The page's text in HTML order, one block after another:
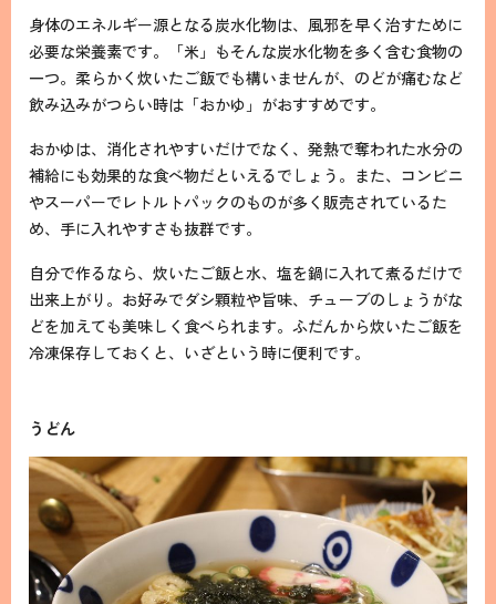
身体のエネルギー源となる炭水化物は、風邪を早く治すために
必要な栄養素です。「米」もそんな炭水化物を多く含む食物の
一つ。柔らかく炊いたご飯でも構いませんが、のどが痛むなど
飲み込みがつらい時は「おかゆ」がおすすめです。
おかゆは、消化されやすいだけでなく、発熱で奪われた水分の
補給にも効果的な食べ物だといえるでしょう。また、コンビニ
やスーパーでレトルトパックのものが多く販売されているた
め、手に入れやすさも抜群です。
自分で作るなら、炊いたご飯と水、塩を鍋に入れて煮るだけで
出来上がり。お好みでダシ顆粒や旨味、チューブのしょうがな
どを加えても美味しく食べられます。ふだんから炊いたご飯を
冷凍保存しておくと、いざという時に便利です。
うどん